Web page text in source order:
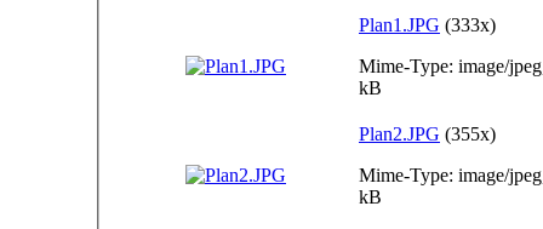
Plan1.JPG (333x)
Mime-Type: image/
kB
Plan2.JPG (355x)
Mime-Type: image/
kB